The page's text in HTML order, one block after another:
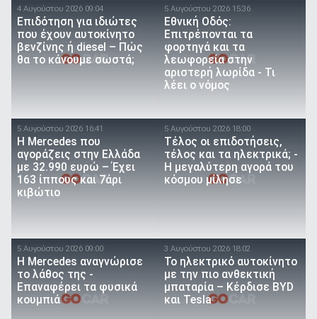
4 Αυγούστου 2026 09:04
Επιδότηση για ιδιώτες
που έχουν αυτοκίνητο
βενζίνης ή diesel – Πώς
θα το κάνουμε σωστά;
5 Αυγούστου 2026 15:36
Εθνική Οδός:
Επιτρέπονται τα
φορτηγά και τα
λεωφορεία στην
αριστερή λωρίδα - Τι
λέει ο νόμος
5 Αυγούστου 2026 16:41
Η Mercedes που
αγοράζεις στην Ελλάδα
με 32.990 ευρώ – Έχει
163 ίππους και 7άρι
κιβώτιο
5 Αυγούστου 2026 18:00
Τέλος οι επιδοτήσεις,
τέλος και τα ηλεκτρικά; -
Η μεγαλύτερη αγορά του
κόσμου μίλησε
5 Αυγούστου 2026 09:00
Η Mercedes αναγνώρισε
το λάθος της -
Επαναφέρει τα φυσικά
κουμπιά
3 Αυγούστου 2026 18:02
Το ηλεκτρικό αυτοκίνητο
με την πιο ανθεκτική
μπαταρία – Κέρδισε BYD
και Tesla